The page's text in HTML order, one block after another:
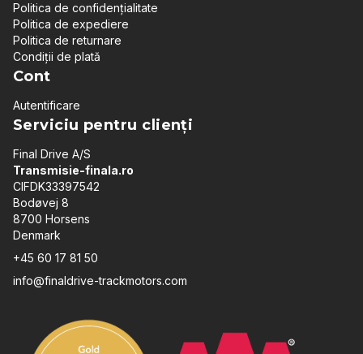
Politica de confidențialitate
Politica de expediere
Politica de returnare
Condiții de plată
Cont
Autentificare
Serviciu pentru clienți
Final Drive A/S
Transmisie-finala.ro
CIFDK33397542
Bodøvej 8
8700 Horsens
Denmark
+45 60 17 81 50
info@finaldrive-trackmotors.com